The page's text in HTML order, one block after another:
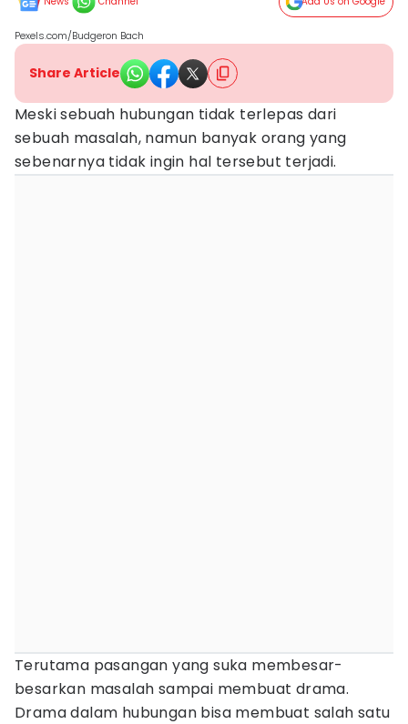
Pexels.com/Budgeron Bach
Share Article
Meski sebuah hubungan tidak terlepas dari
sebuah masalah, namun banyak orang yang
sebenarnya tidak ingin hal tersebut terjadi.
Terutama pasangan yang suka membesar-
besarkan masalah sampai membuat drama.
Drama dalam hubungan bisa membuat salah satu